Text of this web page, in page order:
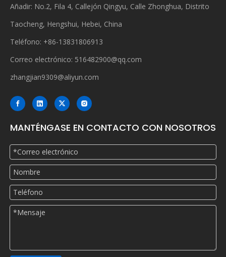
Añadir: No.2, Fila 4, Callejón Qingyu, Calle Zhonghua, Distrito
Taocheng, Hengshui, Hebei, China
Teléfono: +86-13831806913
Correo electrónico: 516482900@qq.com
zhangjian9309@aliyun.com
MANTÉNGASE EN CONTACTO CON NOSOTROS